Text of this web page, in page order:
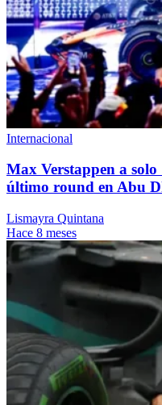
Internacional
Max Verstappen a
último round en Abu
Lismayra Quintana
Hace 8 meses